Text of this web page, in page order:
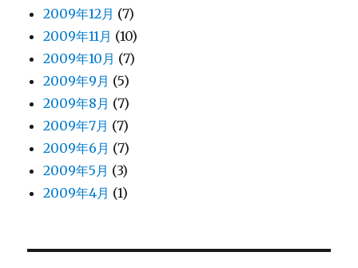
2009年12月 (7)
2009年11月 (10)
2009年10月 (7)
2009年9月 (5)
2009年8月 (7)
2009年7月 (7)
2009年6月 (7)
2009年5月 (3)
2009年4月 (1)